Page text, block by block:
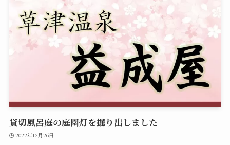
貸切風呂庭の庭園灯を掘り出しました
2022年12月26日